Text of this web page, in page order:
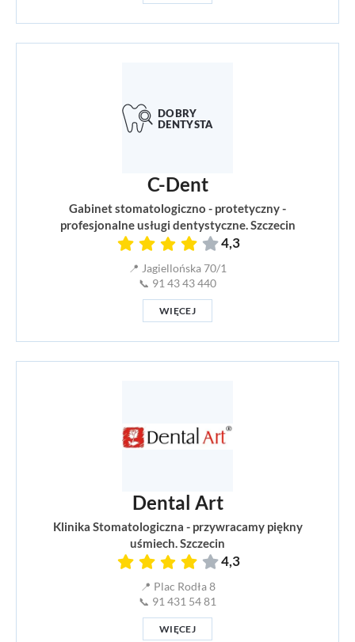
C-Dent
Gabinet stomatologiczno - protetyczny -
profesjonalne usługi dentystyczne. Szczecin
4,3
📍 Jagiellońska 70/1
📞 91 43 43 440
WIĘCEJ
Dental Art
Klinika Stomatologiczna - przywracamy piękny
uśmiech. Szczecin
4,3
📍 Plac Rodła 8
📞 91 431 54 81
WIĘCEJ